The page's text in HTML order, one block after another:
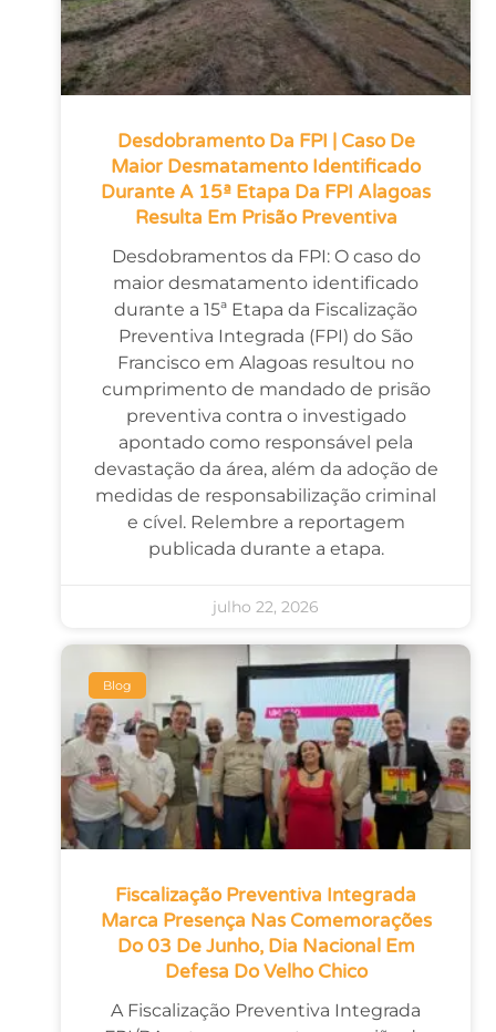
Desdobramento Da FPI | Caso De
Maior Desmatamento Identificado
Durante A 15ª Etapa Da FPI Alagoas
Resulta Em Prisão Preventiva
Desdobramentos da FPI: O caso do
maior desmatamento identificado
durante a 15ª Etapa da Fiscalização
Preventiva Integrada (FPI) do São
Francisco em Alagoas resultou no
cumprimento de mandado de prisão
preventiva contra o investigado
apontado como responsável pela
devastação da área, além da adoção de
medidas de responsabilização criminal
e cível. Relembre a reportagem
publicada durante a etapa.
julho 22, 2026
Blog
Fiscalização Preventiva Integrada
Marca Presença Nas Comemorações
Do 03 De Junho, Dia Nacional Em
Defesa Do Velho Chico
A Fiscalização Preventiva Integrada